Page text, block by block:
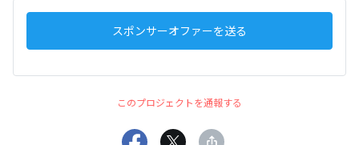
スポンサーオファーを送る
このプロジェクトを通報する